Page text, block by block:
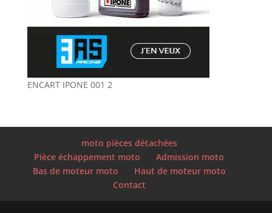
ENCART IPONE 001 2
moto pièces détachées
Pièce échappement moto
Admission moto
Bas de moteur moto
Haut de moteur moto
Contact